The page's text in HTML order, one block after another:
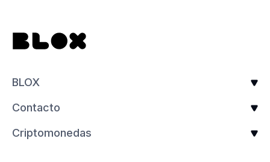
BLOX
Contacto
Criptomonedas